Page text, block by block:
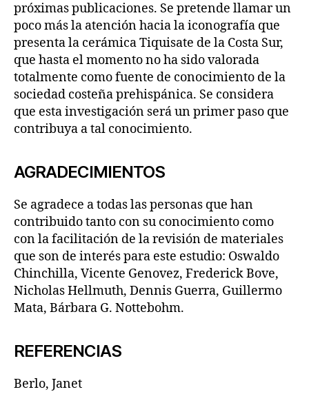
próximas publicaciones. Se pretende llamar un
poco más la atención hacia la iconografía que
presenta la cerámica Tiquisate de la Costa Sur,
que hasta el momento no ha sido valorada
totalmente como fuente de conocimiento de la
sociedad costeña prehispánica. Se considera
que esta investigación será un primer paso que
contribuya a tal conocimiento.
AGRADECIMIENTOS
Se agradece a todas las personas que han
contribuido tanto con su conocimiento como
con la facilitación de la revisión de materiales
que son de interés para este estudio: Oswaldo
Chinchilla, Vicente Genovez, Frederick Bove,
Nicholas Hellmuth, Dennis Guerra, Guillermo
Mata, Bárbara G. Nottebohm.
REFERENCIAS
Berlo, Janet